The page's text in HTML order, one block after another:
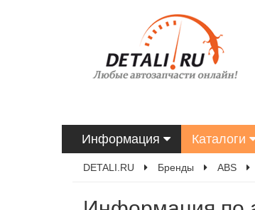
Информация Каталоги
DETALI.RU Бренды ABS